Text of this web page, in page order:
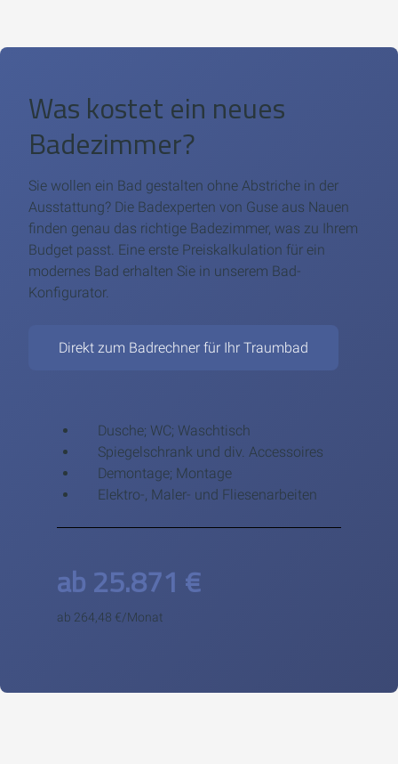
Was kostet ein neues
Badezimmer?
Sie wollen ein Bad gestalten ohne Abstriche in der
Ausstattung? Die Badexperten von Guse aus Nauen
finden genau das richtige Badezimmer, was zu Ihrem
Budget passt. Eine erste Preiskalkulation für ein
modernes Bad erhalten Sie in unserem Bad-
Konfigurator.
Direkt zum Badrechner für Ihr Traumbad
Dusche; WC; Waschtisch
Spiegelschrank und div. Accessoires
Demontage; Montage
Elektro-, Maler- und Fliesenarbeiten
ab 25.871 €
ab 264,48 €/Monat